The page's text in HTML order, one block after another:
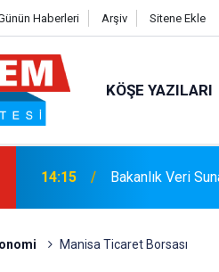
Haberleri Arşiv Sitene Ekle
KÖŞE YAZILARI
14:15 Bakanlık Veri
Manisa Ticaret Borsası